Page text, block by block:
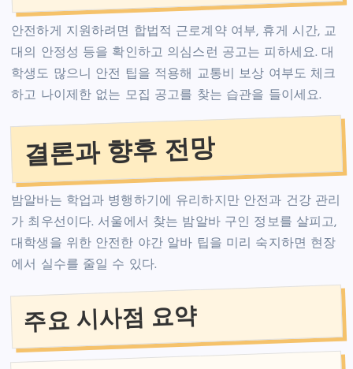
안전하게 지원하려면 합법적 근로계약 여부, 휴게 시간, 교
대의 안정성 등을 확인하고 의심스런 공고는 피하세요. 대
학생도 많으니 안전 팁을 적용해 교통비 보상 여부도 체크
하고 나이제한 없는 모집 공고를 찾는 습관을 들이세요.
결론과 향후 전망
밤알바는 학업과 병행하기에 유리하지만 안전과 건강 관리
가 최우선이다. 서울에서 찾는 밤알바 구인 정보를 살피고,
대학생을 위한 안전한 야간 알바 팁을 미리 숙지하면 현장
에서 실수를 줄일 수 있다.
주요 시사점 요약